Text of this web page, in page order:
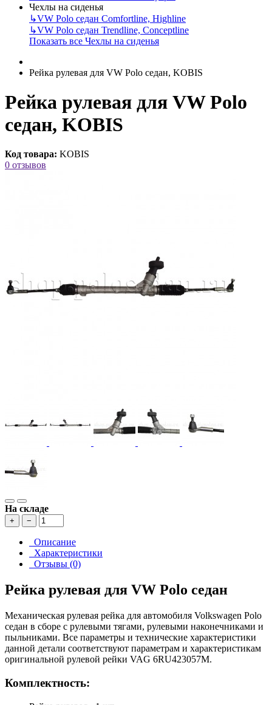
Чехлы на сиденья
↳VW Polo седан Comfortline, Highline
↳VW Polo седан Trendline, Conceptline
Показать все Чехлы на сиденья
Рейка рулевая для VW Polo седан, KOBIS
Рейка рулевая для VW Polo
седан, KOBIS
Код товара: KOBIS
0 отзывов
На складе
+ −
Описание
Характеристики
Отзывы (0)
Рейка рулевая для VW Polo седан
Механическая рулевая рейка для автомобиля Volkswagen Polo
седан в сборе с рулевыми тягами, рулевыми наконечниками и
пыльниками. Все параметры и технические характеристики
данной детали соответствуют параметрам и характеристикам
оригинальной рулевой рейки VAG 6RU423057M.
Комплектность: